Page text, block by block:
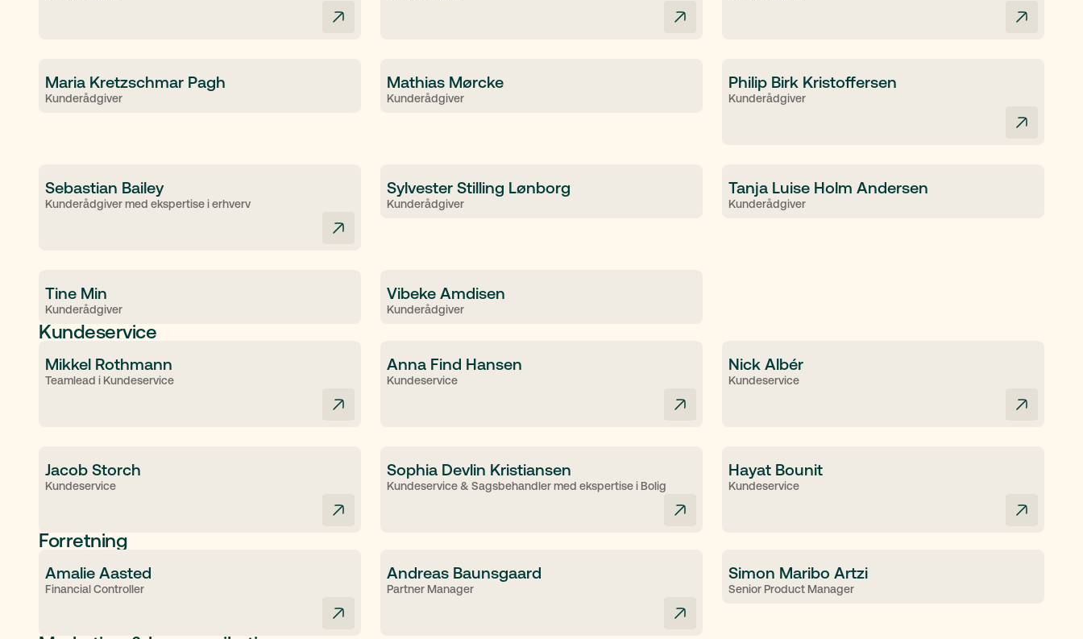
Maria Kretzschmar Pagh
Kunderådgiver
Mathias Mørcke
Kunderådgiver
Philip Birk Kristoffersen
Kunderådgiver
Sebastian Bailey
Kunderådgiver med ekspertise i erhverv
Sylvester Stilling Lønborg
Kunderådgiver
Tanja Luise Holm Andersen
Kunderådgiver
Tine Min
Kunderådgiver
Vibeke Amdisen
Kunderådgiver
Kundeservice
Mikkel Rothmann
Teamlead i Kundeservice
Anna Find Hansen
Kundeservice
Nick Albér
Kundeservice
Jacob Storch
Kundeservice
Sophia Devlin Kristiansen
Kundeservice & Sagsbehandler med ekspertise i Bolig
Hayat Bounit
Kundeservice
Forretning
Amalie Aasted
Financial Controller
Andreas Baunsgaard
Partner Manager
Simon Maribo Artzi
Senior Product Manager